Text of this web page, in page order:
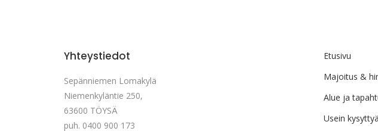
Yhteystiedot
Sepänniemen Lomakylä
Niemenkyläntie 250,
63600 TÖYSÄ
puh. 0400 900 173
Etusivu
Majoitus &
Alue ja
Usein kysyttyä